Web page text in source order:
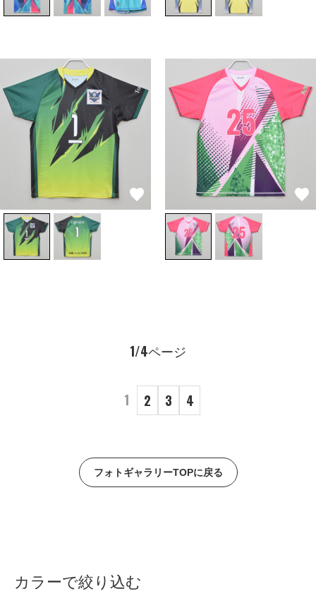
1/4ページ
1 2 3 4
フォトギャラリーTOPに戻る
カラーで絞り込む